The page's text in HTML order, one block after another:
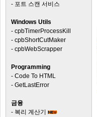
- 포트 스캔 서비스
Windows Utils
- cpbTimerProcessKill
- cpbShortCutMaker
- cpbWebScrapper
Programming
- Code To HTML
- GetLastError
금융
- 복리 계산기